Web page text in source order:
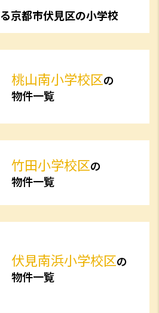
京都市伏見区の小学校
桃山南小学校区の
物件一覧
竹田小学校区の
物件一覧
伏見南浜小学校区の
物件一覧